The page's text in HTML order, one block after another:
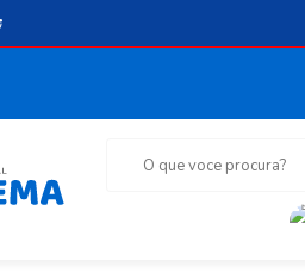
O que voce procura?